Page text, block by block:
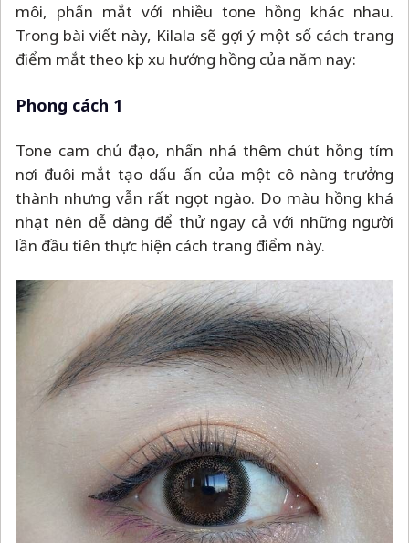
môi, phấn mắt với nhiều tone hồng khác nhau.
Trong bài viết này, Kilala sẽ gợi ý một số cách trang
điểm mắt theo kịp xu hướng hồng của năm nay:
Phong cách 1
Tone cam chủ đạo, nhấn nhá thêm chút hồng tím
nơi đuôi mắt tạo dấu ấn của một cô nàng trưởng
thành nhưng vẫn rất ngọt ngào. Do màu hồng khá
nhạt nên dễ dàng để thử ngay cả với những người
lần đầu tiên thực hiện cách trang điểm này.